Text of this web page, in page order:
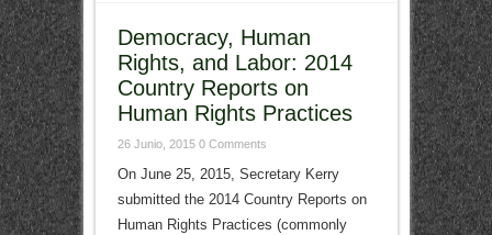
Democracy, Human
Rights, and Labor: 2014
Country Reports on
Human Rights Practices
26 Junio, 2015 0 Comments
On June 25, 2015, Secretary Kerry
submitted the 2014 Country Reports on
Human Rights Practices (commonly